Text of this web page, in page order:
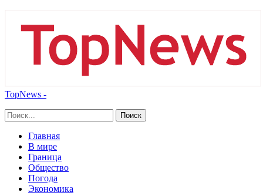
TopNews -
Главная
В мире
Граница
Общество
Погода
Экономика